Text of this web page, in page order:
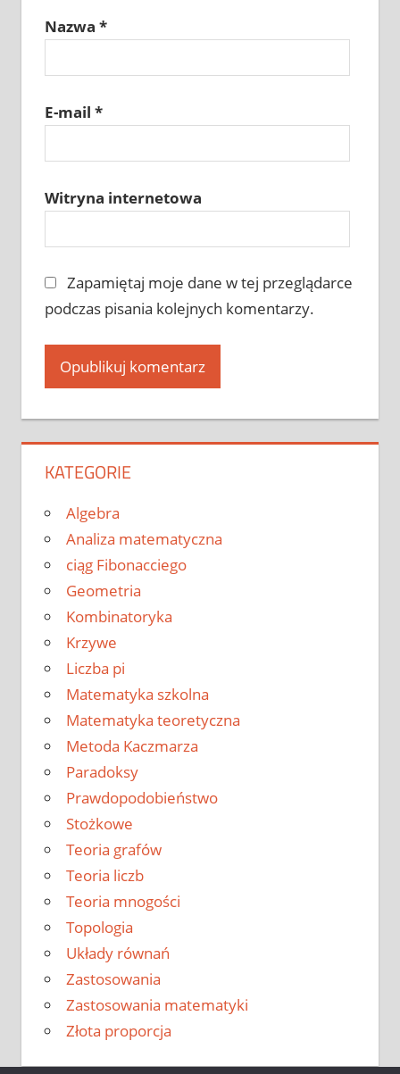
Nazwa *
E-mail *
Witryna internetowa
Zapamiętaj moje dane w tej przeglądarce
podczas pisania kolejnych komentarzy.
KATEGORIE
Algebra
Analiza matematyczna
ciąg Fibonacciego
Geometria
Kombinatoryka
Krzywe
Liczba pi
Matematyka szkolna
Matematyka teoretyczna
Metoda Kaczmarza
Paradoksy
Prawdopodobieństwo
Stożkowe
Teoria grafów
Teoria liczb
Teoria mnogości
Topologia
Układy równań
Zastosowania
Zastosowania matematyki
Złota proporcja